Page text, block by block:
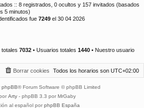
:: 8 registrados, 0 ocultos y 157 invitados (basados
5 minutos)
fue 7249 el 30 04 2026
totales 7032 • Usuarios totales 1440 • Nuestro usuario
Todos los horarios son UTC+02:00
Borrar cookies
phpBB® Forum Software © phpBB Limited
Arty - phpBB 3.3 por MrGaby
al español por phpBB España